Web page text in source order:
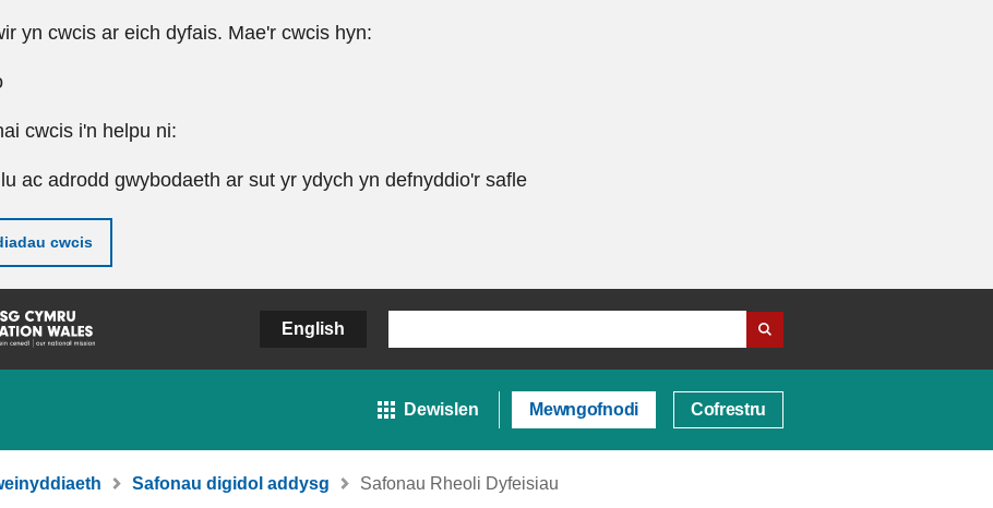
yn cwcis ar eich dyfais. Mae'r cwcis hyn:
cwcis i'n helpu ni:
ac adrodd gwybodaeth ar sut yr ydych yn defnyddio'r safle
cwcis
English
Dewislen Mewngofnodi Cofrestru
Safonau digidol addysg Safonau Rheoli Dyfeisiau